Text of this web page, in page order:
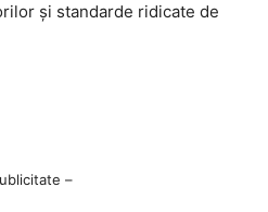
și standarde ridicate de
–